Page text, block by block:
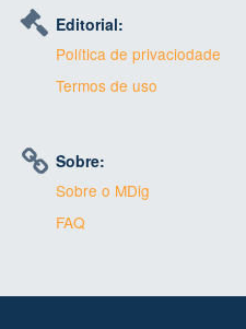
Editorial:
Política de privaciodade
Termos de uso
Sobre:
Sobre o MDig
FAQ